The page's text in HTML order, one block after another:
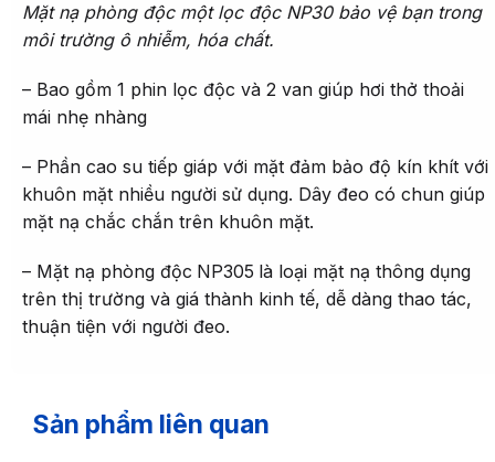
Mặt nạ phòng độc một lọc độc NP30 bảo vệ bạn trong
môi trường ô nhiễm, hóa chất.
– Bao gồm 1 phin lọc độc và 2 van giúp hơi thở thoải
mái nhẹ nhàng
– Phần cao su tiếp giáp với mặt đảm bảo độ kín khít với
khuôn mặt nhiều người sử dụng. Dây đeo có chun giúp
mặt nạ chắc chắn trên khuôn mặt.
– Mặt nạ phòng độc NP305 là loại mặt nạ thông dụng
trên thị trường và giá thành kinh tế, dễ dàng thao tác,
thuận tiện với người đeo.
Sản phẩm liên quan